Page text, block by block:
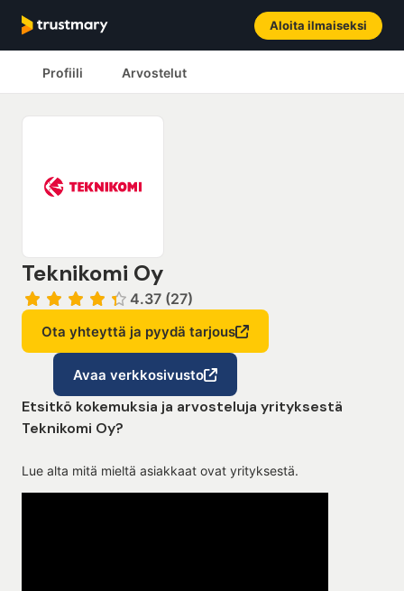
Aloita ilmaiseksi
Profiili Arvostelut
Teknikomi Oy
4.37 (27)
Ota yhteyttä ja pyydä tarjous
Avaa verkkosivusto
Etsitkö kokemuksia ja arvosteluja yrityksestä
Teknikomi Oy?
Lue alta mitä mieltä asiakkaat ovat yrityksestä.